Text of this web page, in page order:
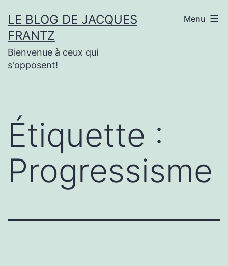
au
contenu
LE BLOG DE JACQUES
FRANTZ
Bienvenue à ceux qui
s'opposent!
Menu
Étiquette :
Progressisme